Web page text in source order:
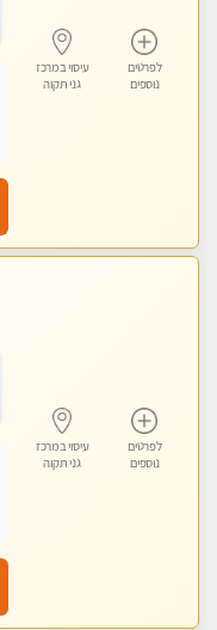
לפרטים
נוספים
עיסוי במרכז
גני תקוה
לפרטים
נוספים
עיסוי במרכז
גני תקוה